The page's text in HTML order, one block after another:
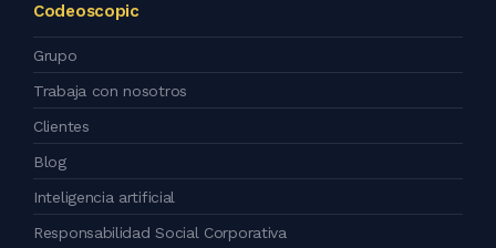
Codeoscopic
Grupo
Trabaja con nosotros
Clientes
Blog
Inteligencia artificial
Responsabilidad Social Corporativa